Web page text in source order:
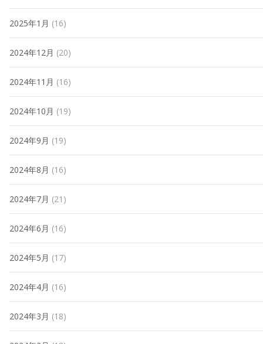
2025年1月 (16)
2024年12月 (20)
2024年11月 (16)
2024年10月 (19)
2024年9月 (19)
2024年8月 (16)
2024年7月 (21)
2024年6月 (16)
2024年5月 (17)
2024年4月 (16)
2024年3月 (18)